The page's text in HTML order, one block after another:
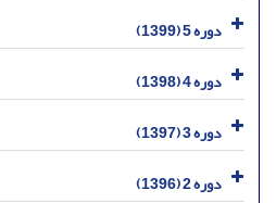
دوره 5 (1399)
دوره 4 (1398)
دوره 3 (1397)
دوره 2 (1396)